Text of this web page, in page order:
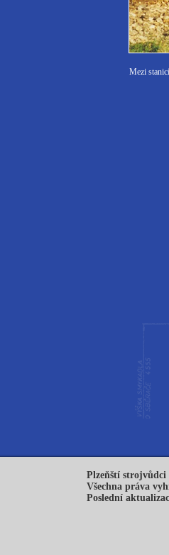
Mezi
Plzeňští strojvůdci
Všechna práva
Poslední